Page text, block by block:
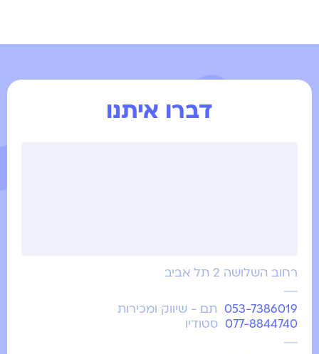
דברו איתנו
רחוב השלושה 2 תל אביב
053-7386019
תם - שיווק ומכירות
077-8844740
סטודיו